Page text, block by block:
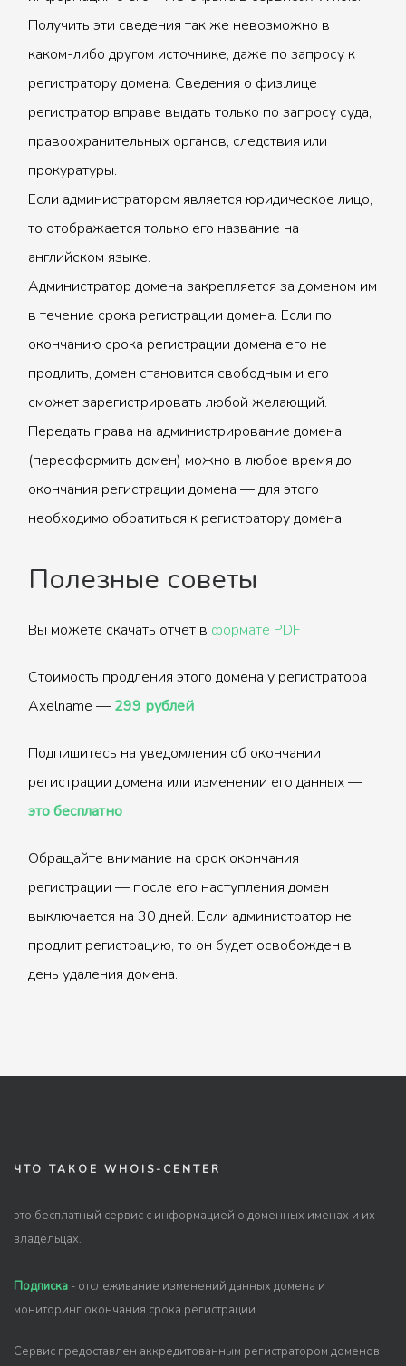
Получить эти сведения так же невозможно в
каком-либо другом источнике, даже по запросу к
регистратору домена. Сведения о физ.лице
регистратор вправе выдать только по запросу суда,
правоохранительных органов, следствия или
прокуратуры.
Если администратором является юридическое лицо,
то отображается только его название на
английском языке.
Администратор домена закрепляется за доменом им
в течение срока регистрации домена. Если по
окончанию срока регистрации домена его не
продлить, домен становится свободным и его
сможет зарегистрировать любой желающий.
Передать права на администрирование домена
(переоформить домен) можно в любое время до
окончания регистрации домена — для этого
необходимо обратиться к регистратору домена.
Полезные советы
Вы можете скачать отчет в формате PDF
Стоимость продления этого домена у регистратора
Axelname — 299 рублей
Подпишитесь на уведомления об окончании
регистрации домена или изменении его данных —
это бесплатно
Обращайте внимание на срок окончания
регистрации — после его наступления домен
выключается на 30 дней. Если администратор не
продлит регистрацию, то он будет освобожден в
день удаления домена.
ЧТО ТАКОЕ WHOIS-CENTER
это бесплатный сервис с информацией о доменных именах и их
владельцах.
Подписка - отслеживание изменений данных домена и
мониторинг окончания срока регистрации.
Сервис предоставлен аккредитованным регистратором доменов